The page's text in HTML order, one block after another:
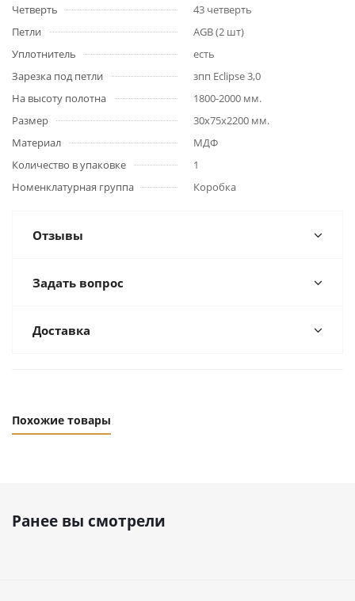
Четверть
43 четверть
Петли
AGB (2 шт)
Уплотнитель
есть
Зарезка под петли
зпп Eclipse 3,0
На высоту полотна
1800-2000 мм.
Размер
30x75x2200 мм.
Материал
МДФ
Количество в упаковке
1
Номенклатурная группа
Коробка
Отзывы
Задать вопрос
Доставка
Похожие товары
Ранее вы смотрели